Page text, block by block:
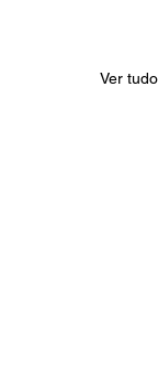
Ver tudo